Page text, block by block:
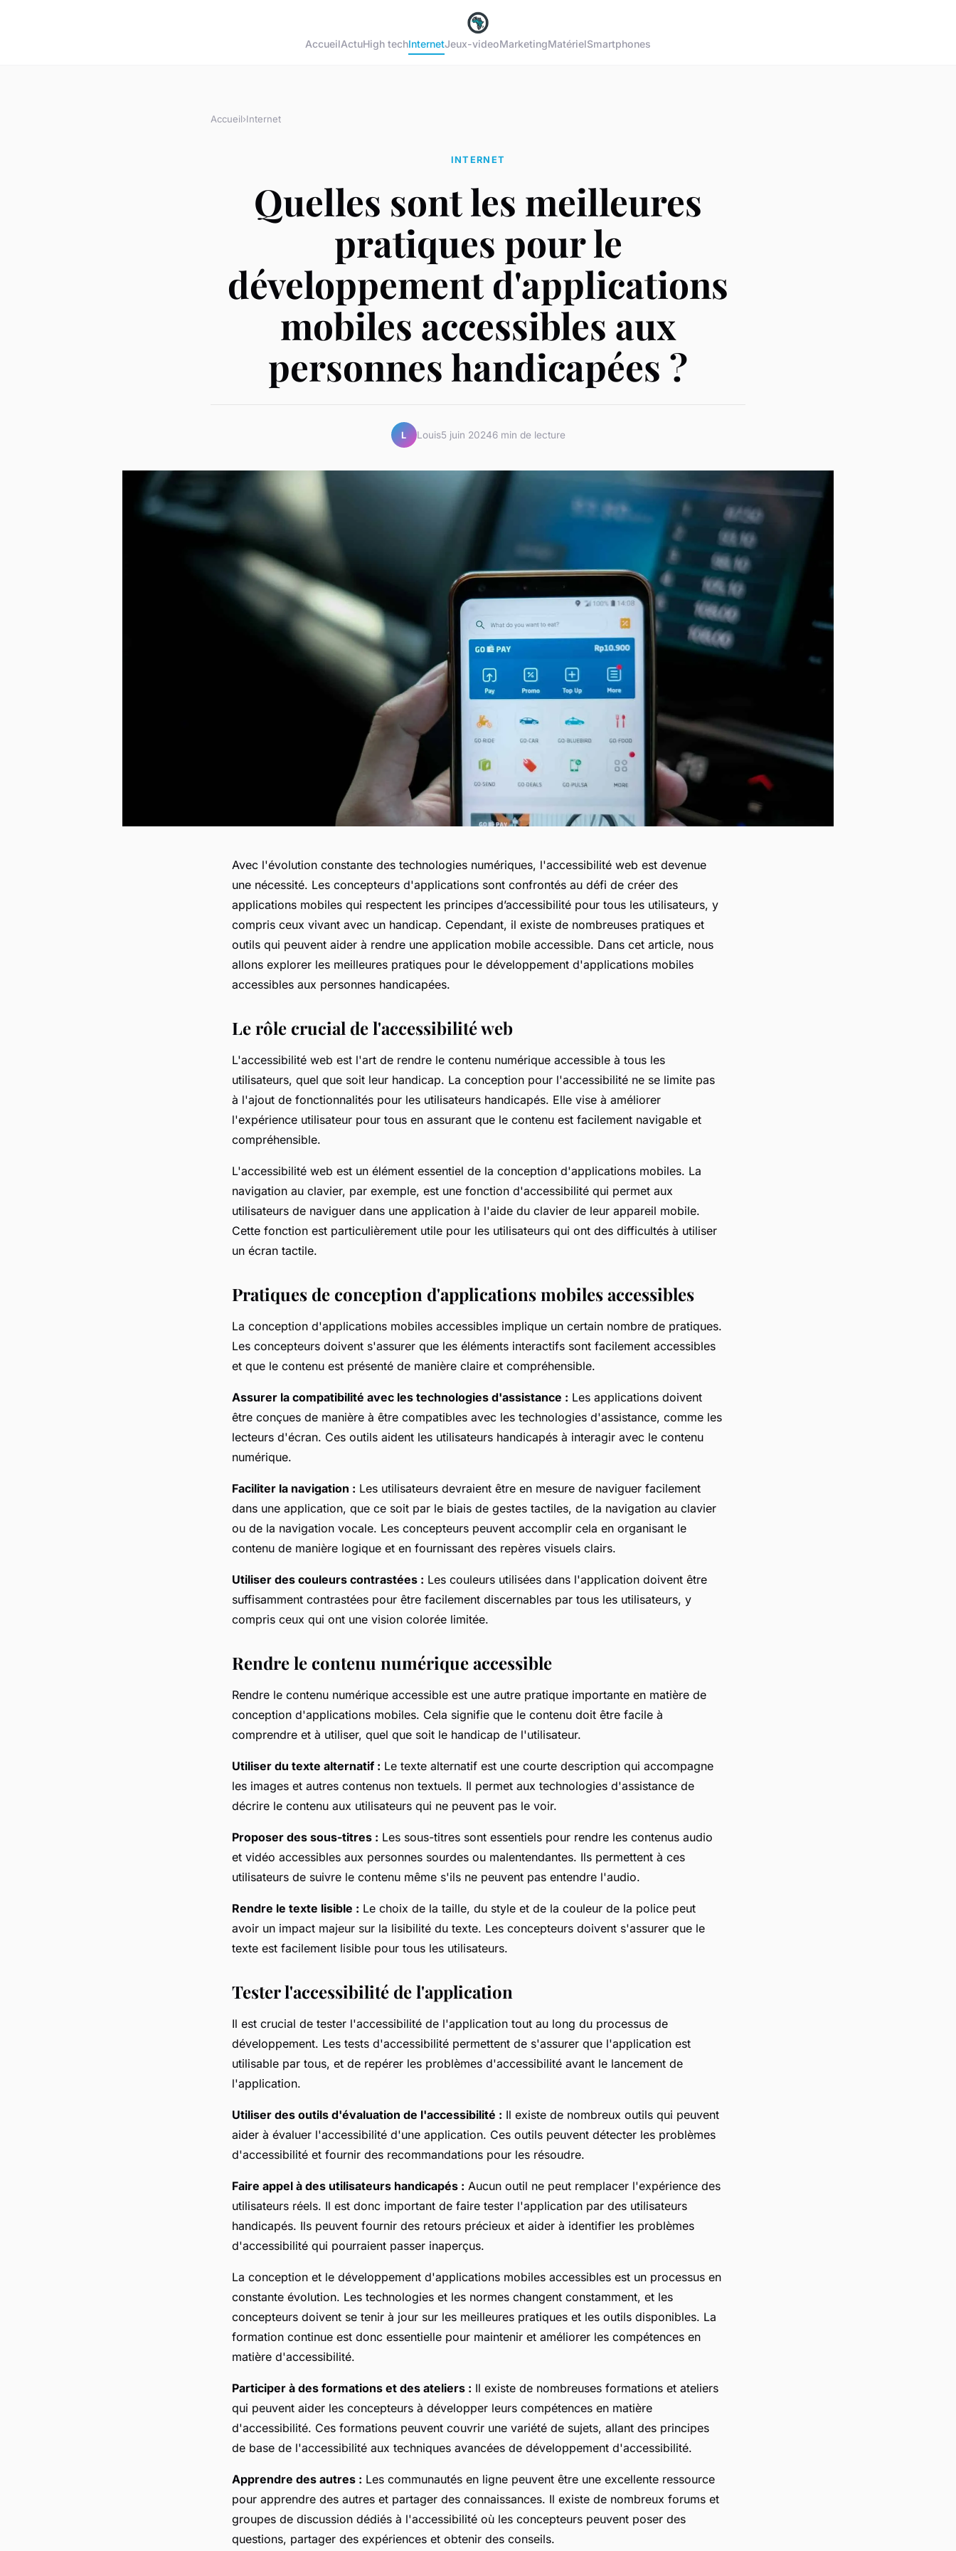
AccueilActuHigh techInternetJeux-videoMarketingMatérielSmartphones
Accueil›Internet
INTERNET
Quelles sont les meilleures
pratiques pour le
développement d'applications
mobiles accessibles aux
personnes handicapées ?
L Louis5 juin 20246 min de lecture
Avec l'évolution constante des technologies numériques, l'accessibilité web est devenue
une nécessité. Les concepteurs d'applications sont confrontés au défi de créer des
applications mobiles qui respectent les principes d’accessibilité pour tous les utilisateurs, y
compris ceux vivant avec un handicap. Cependant, il existe de nombreuses pratiques et
outils qui peuvent aider à rendre une application mobile accessible. Dans cet article, nous
allons explorer les meilleures pratiques pour le développement d'applications mobiles
accessibles aux personnes handicapées.
Le rôle crucial de l'accessibilité web
L'accessibilité web est l'art de rendre le contenu numérique accessible à tous les
utilisateurs, quel que soit leur handicap. La conception pour l'accessibilité ne se limite pas
à l'ajout de fonctionnalités pour les utilisateurs handicapés. Elle vise à améliorer
l'expérience utilisateur pour tous en assurant que le contenu est facilement navigable et
compréhensible.
L'accessibilité web est un élément essentiel de la conception d'applications mobiles. La
navigation au clavier, par exemple, est une fonction d'accessibilité qui permet aux
utilisateurs de naviguer dans une application à l'aide du clavier de leur appareil mobile.
Cette fonction est particulièrement utile pour les utilisateurs qui ont des difficultés à utiliser
un écran tactile.
Pratiques de conception d'applications mobiles accessibles
La conception d'applications mobiles accessibles implique un certain nombre de pratiques.
Les concepteurs doivent s'assurer que les éléments interactifs sont facilement accessibles
et que le contenu est présenté de manière claire et compréhensible.
Assurer la compatibilité avec les technologies d'assistance : Les applications doivent
être conçues de manière à être compatibles avec les technologies d'assistance, comme les
lecteurs d'écran. Ces outils aident les utilisateurs handicapés à interagir avec le contenu
numérique.
Faciliter la navigation : Les utilisateurs devraient être en mesure de naviguer facilement
dans une application, que ce soit par le biais de gestes tactiles, de la navigation au clavier
ou de la navigation vocale. Les concepteurs peuvent accomplir cela en organisant le
contenu de manière logique et en fournissant des repères visuels clairs.
Utiliser des couleurs contrastées : Les couleurs utilisées dans l'application doivent être
suffisamment contrastées pour être facilement discernables par tous les utilisateurs, y
compris ceux qui ont une vision colorée limitée.
Rendre le contenu numérique accessible
Rendre le contenu numérique accessible est une autre pratique importante en matière de
conception d'applications mobiles. Cela signifie que le contenu doit être facile à
comprendre et à utiliser, quel que soit le handicap de l'utilisateur.
Utiliser du texte alternatif : Le texte alternatif est une courte description qui accompagne
les images et autres contenus non textuels. Il permet aux technologies d'assistance de
décrire le contenu aux utilisateurs qui ne peuvent pas le voir.
Proposer des sous-titres : Les sous-titres sont essentiels pour rendre les contenus audio
et vidéo accessibles aux personnes sourdes ou malentendantes. Ils permettent à ces
utilisateurs de suivre le contenu même s'ils ne peuvent pas entendre l'audio.
Rendre le texte lisible : Le choix de la taille, du style et de la couleur de la police peut
avoir un impact majeur sur la lisibilité du texte. Les concepteurs doivent s'assurer que le
texte est facilement lisible pour tous les utilisateurs.
Tester l'accessibilité de l'application
Il est crucial de tester l'accessibilité de l'application tout au long du processus de
développement. Les tests d'accessibilité permettent de s'assurer que l'application est
utilisable par tous, et de repérer les problèmes d'accessibilité avant le lancement de
l'application.
Utiliser des outils d'évaluation de l'accessibilité : Il existe de nombreux outils qui peuvent
aider à évaluer l'accessibilité d'une application. Ces outils peuvent détecter les problèmes
d'accessibilité et fournir des recommandations pour les résoudre.
Faire appel à des utilisateurs handicapés : Aucun outil ne peut remplacer l'expérience des
utilisateurs réels. Il est donc important de faire tester l'application par des utilisateurs
handicapés. Ils peuvent fournir des retours précieux et aider à identifier les problèmes
d'accessibilité qui pourraient passer inaperçus.
La conception et le développement d'applications mobiles accessibles est un processus en
constante évolution. Les technologies et les normes changent constamment, et les
concepteurs doivent se tenir à jour sur les meilleures pratiques et les outils disponibles. La
formation continue est donc essentielle pour maintenir et améliorer les compétences en
matière d'accessibilité.
Participer à des formations et des ateliers : Il existe de nombreuses formations et ateliers
qui peuvent aider les concepteurs à développer leurs compétences en matière
d'accessibilité. Ces formations peuvent couvrir une variété de sujets, allant des principes
de base de l'accessibilité aux techniques avancées de développement d'accessibilité.
Apprendre des autres : Les communautés en ligne peuvent être une excellente ressource
pour apprendre des autres et partager des connaissances. Il existe de nombreux forums et
groupes de discussion dédiés à l'accessibilité où les concepteurs peuvent poser des
questions, partager des expériences et obtenir des conseils.